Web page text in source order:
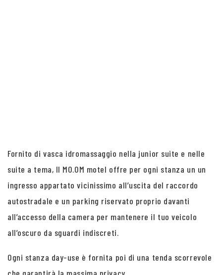
Fornito di vasca idromassaggio nella junior suite e nelle
suite a tema, Il MO.OM motel offre per ogni stanza un un
ingresso appartato vicinissimo all’uscita del raccordo
autostradale e un parking riservato proprio davanti
all’accesso della camera per mantenere il tuo veicolo
all’oscuro da sguardi indiscreti.
Ogni stanza day-use è fornita poi di una tenda scorrevole